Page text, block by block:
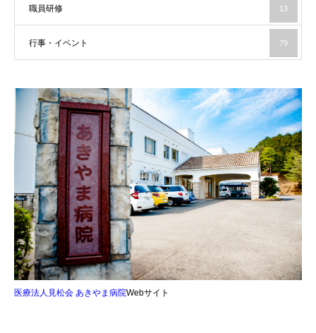
職員研修 13
行事・イベント 79
医療法人見松会 あきやま病院Webサイト